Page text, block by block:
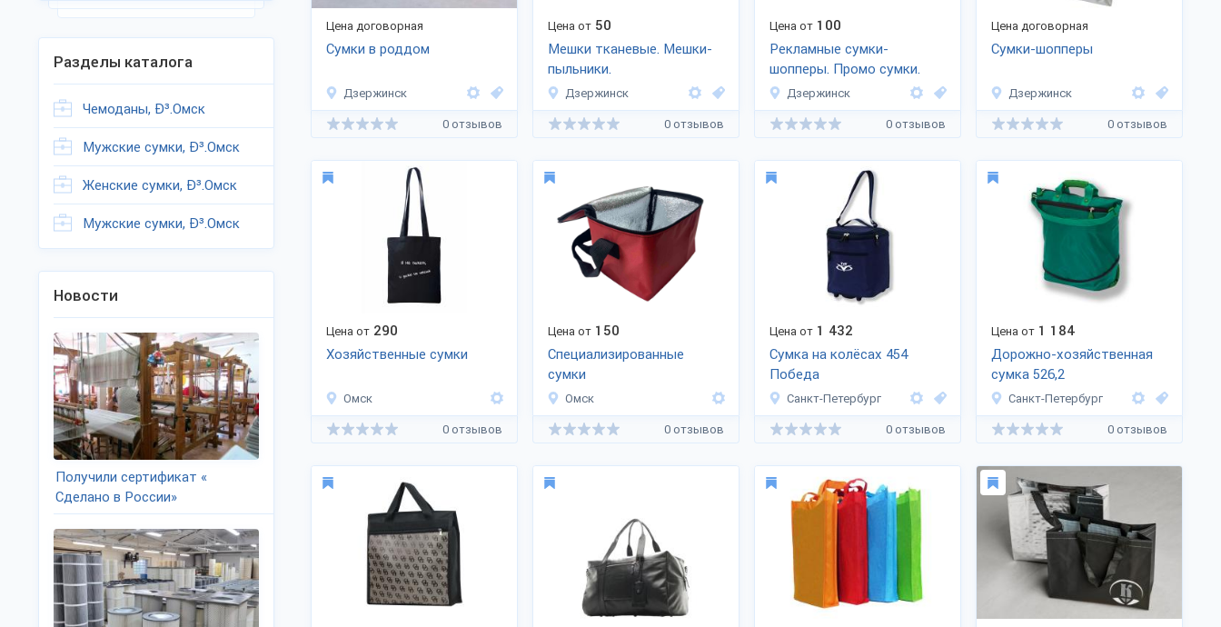
Цена договорная
Сумки в роддом
Дзержинск
0 отзывов
Цена от 50
Мешки тканевые. Мешки-
пыльники.
Дзержинск
0 отзывов
Цена от 100
Рекламные сумки-
шопперы. Промо сумки.
Дзержинск
0 отзывов
Цена договорная
Сумки-шопперы
Дзержинск
0 отзывов
Цена от 290
Хозяйственные сумки
Омск
0 отзывов
Цена от 150
Специализированные
сумки
Омск
0 отзывов
Цена от 1 432
Сумка на колёсах 454
Победа
Санкт-Петербург
0 отзывов
Цена от 1 184
Дорожно-хозяйственная
сумка 526,2
Санкт-Петербург
0 отзывов
Разделы каталога
Чемоданы, Ð³.Омск
Мужские сумки, Ð³.Омск
Женские сумки, Ð³.Омск
Мужские сумки, Ð³.Омск
Новости
Получили сертификат «
Сделано в России»